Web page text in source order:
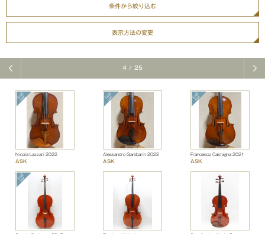
条件から絞り込む
表示方法の変更
4 / 25
Nicola Lazzari 2022
ASK
Alessandro Gambarin 2022
ASK
Francesco Castagna 2021
ASK